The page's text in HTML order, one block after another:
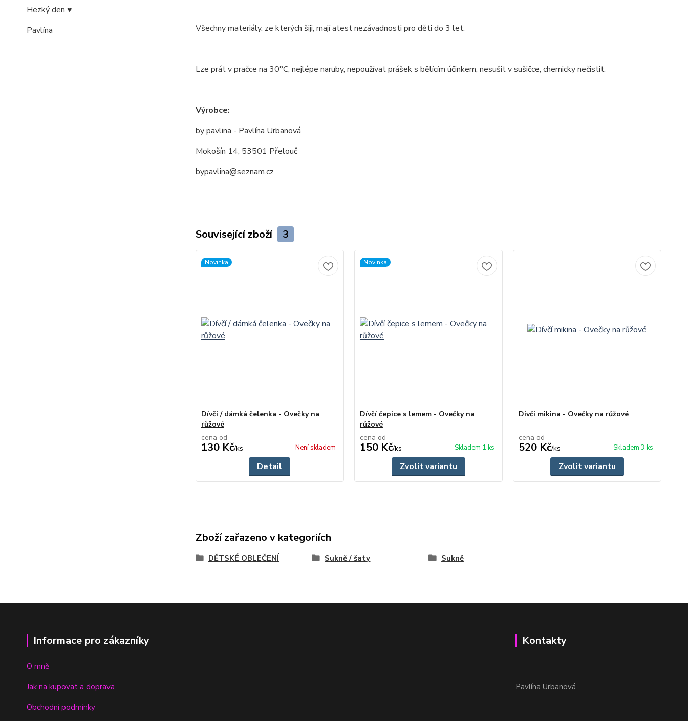
Hezký den ♥
Pavlína
Všechny materiály. ze kterých šiji, mají atest nezávadnosti pro děti do 3 let.
Lze prát v pračce na 30°C, nejlépe naruby, nepoužívat prášek s bělícím účinkem, nesušit v sušičce, chemicky nečistit.
Výrobce:
by pavlina - Pavlína Urbanová
Mokošín 14, 53501 Přelouč
bypavlina@seznam.cz
Související zboží 3
Novinka
Dívčí / dámká čelenka - Ovečky na
růžové
cena od
130 Kč/ks Není skladem
Detail
Novinka
Dívčí čepice s lemem - Ovečky na
růžové
cena od
150 Kč/ks Skladem 1 ks
Zvolit variantu
Dívčí mikina - Ovečky na růžové
cena od
520 Kč/ks Skladem 3 ks
Zvolit variantu
Zboží zařazeno v kategoriích
DĚTSKÉ OBLEČENÍ Sukně / šaty Sukně
Informace pro zákazníky
O mně
Jak na kupovat a doprava
Obchodní podmínky
Kontakty
Pavlína Urbanová